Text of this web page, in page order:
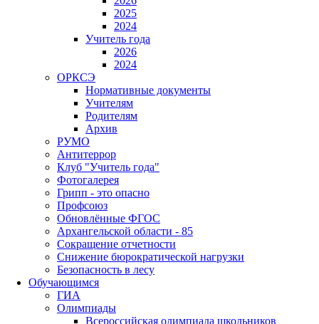
2025
2024
Учитель года
2026
2024
ОРКСЭ
Нормативные документы
Учителям
Родителям
Архив
РУМО
Антитеррор
Клуб "Учитель года"
Фотогалерея
Грипп - это опасно
Профсоюз
Обновлённые ФГОС
Архангельской области - 85
Сокращение отчетности
Снижение бюрократической нагрузки
Безопасность в лесу
Обучающимся
ГИА
Олимпиады
Всероссийская олимпиада школьников